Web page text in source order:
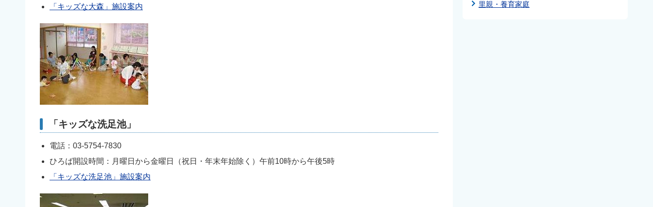
「キッズな大森」施設案内
「キッズな洗足池」
電話：03-5754-7830
ひろば開設時間：月曜日から金曜日（祝日・年末年始除く）午前10時から午後5時
「キッズな洗足池」施設案内
里親・養育家庭